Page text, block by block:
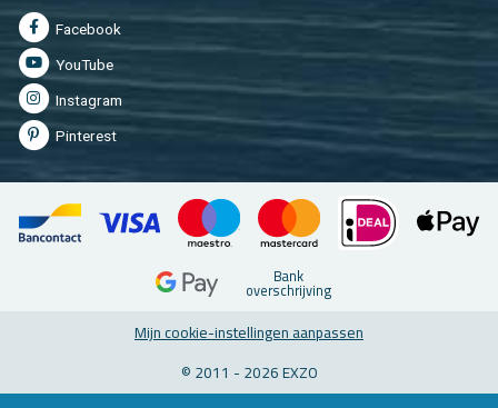
Fa­cebook
You­Tu­be
In­st­agram
Pin­te­rest
Bank
over­schrij­ving
Mijn coo­kie-in­stel­lin­gen aan­pas­sen
© 2011 - 2026 EXZO